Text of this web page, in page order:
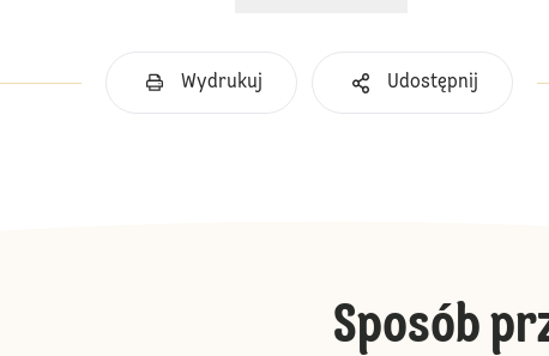
Wydrukuj Udostępnij
Sposób